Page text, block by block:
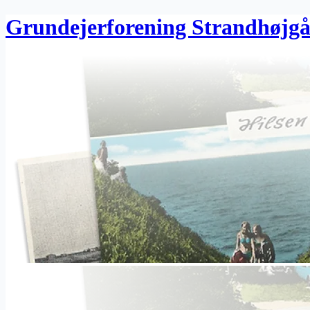
Grundejerforening